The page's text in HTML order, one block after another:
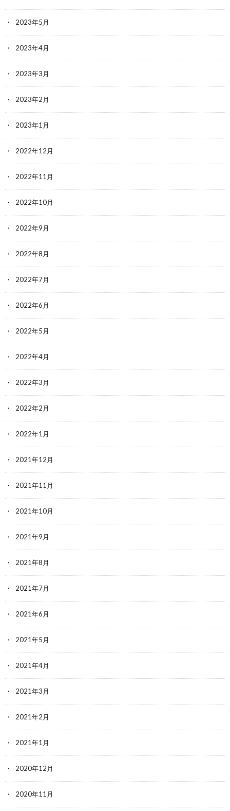
2023年5月
2023年4月
2023年3月
2023年2月
2023年1月
2022年12月
2022年11月
2022年10月
2022年9月
2022年8月
2022年7月
2022年6月
2022年5月
2022年4月
2022年3月
2022年2月
2022年1月
2021年12月
2021年11月
2021年10月
2021年9月
2021年8月
2021年7月
2021年6月
2021年5月
2021年4月
2021年3月
2021年2月
2021年1月
2020年12月
2020年11月